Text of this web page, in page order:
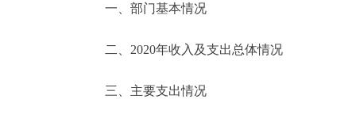
一、部门基本情况
二、2020年收入及支出总体情况
三、主要支出情况